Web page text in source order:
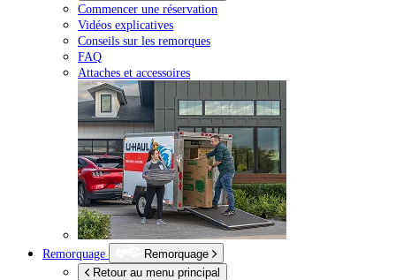
Commencer une réservation
Vidéos explicatives
Conseils sur les remorques
FAQ
Attaches et accessoires
Remorquage
Remorquage
Retour au menu principal